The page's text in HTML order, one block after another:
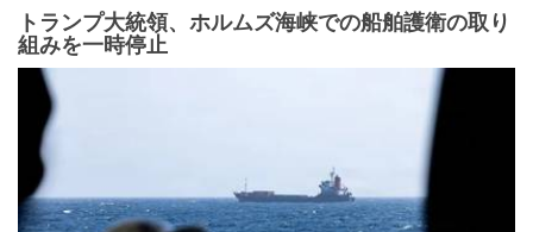
トランプ大統領、ホルムズ海峡での船舶護衛の取り
組みを一時停止